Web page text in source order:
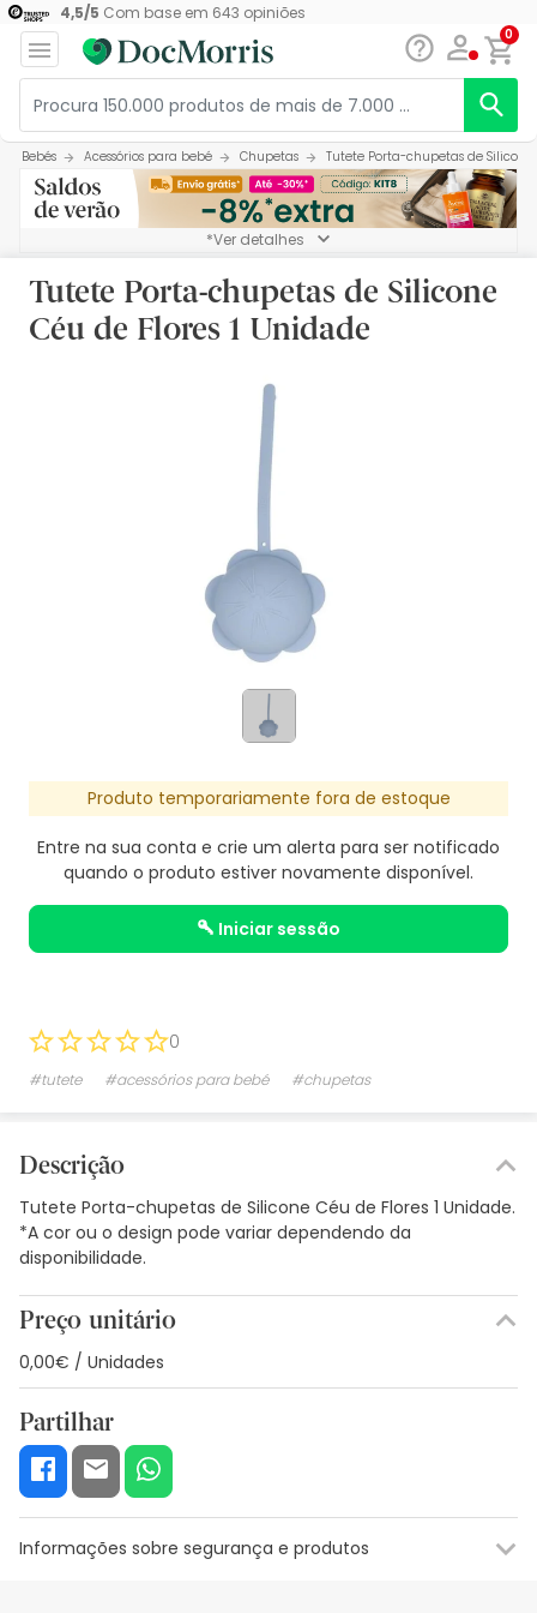
4,5/5 Com base em 643 opiniões
0
Bebés Acessórios para bebé Chupetas Tutete Porta-chupetas de Silicone
*Ver detalhes
Tutete Porta-chupetas de Silicone
Céu de Flores 1 Unidade
Produto temporariamente fora de estoque
Entre na sua conta e crie um alerta para ser notificado
quando o produto estiver novamente disponível.
iniciar sessão
0
#tutete #acessórios para bebé #chupetas
Descrição
Tutete Porta-chupetas de Silicone Céu de Flores 1 Unidade.
*A cor ou o design pode variar dependendo da
disponibilidade.
Preço unitário
0,00€ / Unidades
Partilhar
Informações sobre segurança e produtos